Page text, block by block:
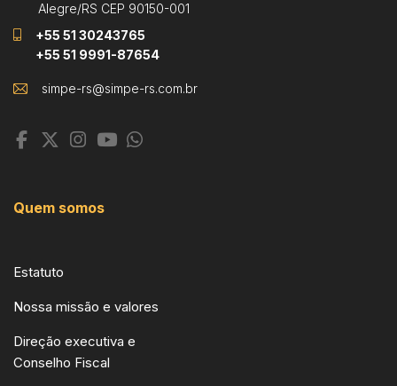
Alegre/RS CEP 90150-001
+55 51 30243765
+55 51 9991-87654
Quem somos
Estatuto
Nossa missão e valores
Direção executiva e
Conselho Fiscal